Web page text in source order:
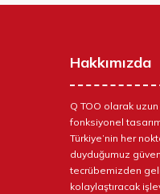
Hakkımızda
Q TOO olarak
fonksiyonel
Türkiye’nin her
duyduğumuz
tecrübemizden
kolaylaştıracak